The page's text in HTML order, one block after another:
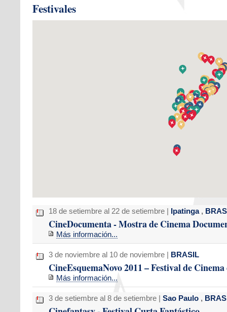
Festivales
18 de setiembre al 22 de setiembre | Ipatinga ,
CineDocumenta - Mostra de Cinema
Más información...
3 de noviembre al 10 de noviembre | BRASIL
CineEsquemaNovo 2011 – Festival de
Más información...
3 de setiembre al 8 de setiembre | Sao Paulo ,